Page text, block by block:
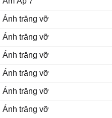
Ánh trăng vỡ
Ánh trăng vỡ
Ánh trăng vỡ
Ánh trăng vỡ
Ánh trăng vỡ
Ánh trăng vỡ